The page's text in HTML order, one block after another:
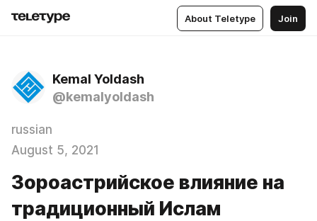
About Teletype Join
Kemal Yoldash
@kemalyoldash
russian
August 5, 2021
Зороастрийское влияние на
традиционный Ислам